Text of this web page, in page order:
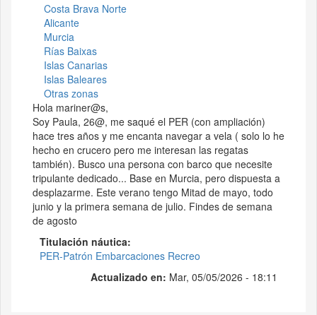
Costa Brava Norte
Alicante
Murcia
Rías Baixas
Islas Canarias
Islas Baleares
Otras zonas
Hola mariner@s,
Soy Paula, 26@, me saqué el PER (con ampliación)
hace tres años y me encanta navegar a vela ( solo lo he
hecho en crucero pero me interesan las regatas
también). Busco una persona con barco que necesite
tripulante dedicado... Base en Murcia, pero dispuesta a
desplazarme. Este verano tengo Mitad de mayo, todo
junio y la primera semana de julio. Findes de semana
de agosto
Titulación náutica
PER-Patrón Embarcaciones Recreo
Actualizado en: Mar, 05/05/2026 - 18:11